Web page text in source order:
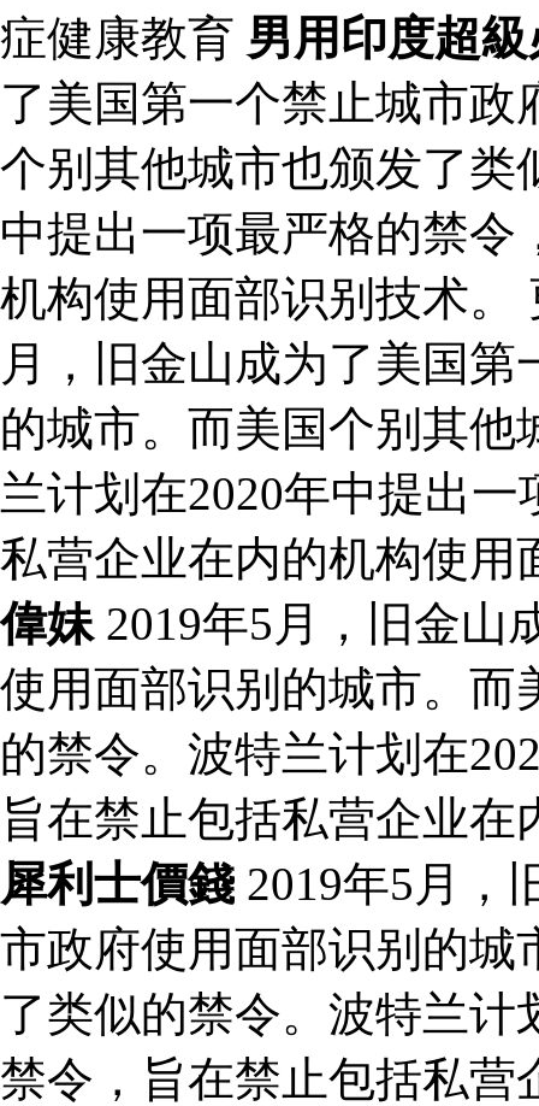
症健康教育 男用印度超
了美国第一个禁止城市
个别其他城市也颁发了类
中提出一项最严格的禁
机构使用面部识别技术。
月，旧金山成为了美国
的城市。而美国个别其
兰计划在2020年中提出
私营企业在内的机构使
偉妹2019年5月，旧金山
使用面部识别的城市。而
的禁令。波特兰计划在
旨在禁止包括私营企业
犀利士價錢 2019年5月，
市政府使用面部识别的城
了类似的禁令。波特兰计
禁令，旨在禁止包括私营